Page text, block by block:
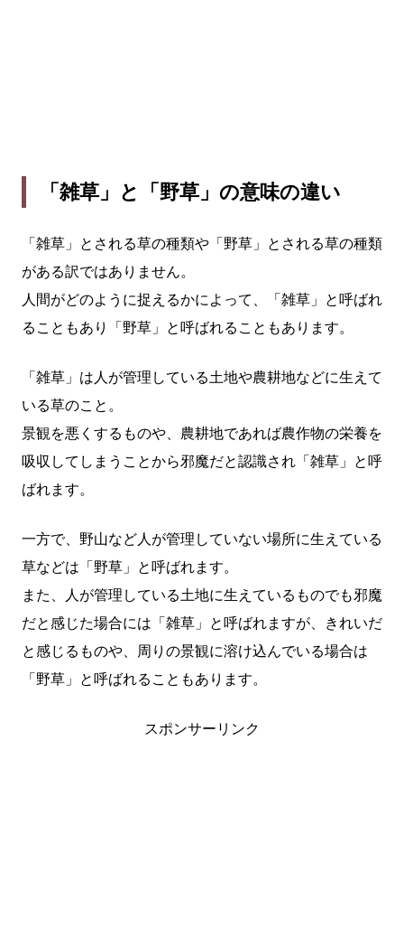
「雑草」と「野草」の意味の違い
「雑草」とされる草の種類や「野草」とされる草の種類
がある訳ではありません。
人間がどのように捉えるかによって、「雑草」と呼ばれ
ることもあり「野草」と呼ばれることもあります。
「雑草」は人が管理している土地や農耕地などに生えて
いる草のこと。
景観を悪くするものや、農耕地であれば農作物の栄養を
吸収してしまうことから邪魔だと認識され「雑草」と呼
ばれます。
一方で、野山など人が管理していない場所に生えている
草などは「野草」と呼ばれます。
また、人が管理している土地に生えているものでも邪魔
だと感じた場合には「雑草」と呼ばれますが、きれいだ
と感じるものや、周りの景観に溶け込んでいる場合は
「野草」と呼ばれることもあります。
スポンサーリンク